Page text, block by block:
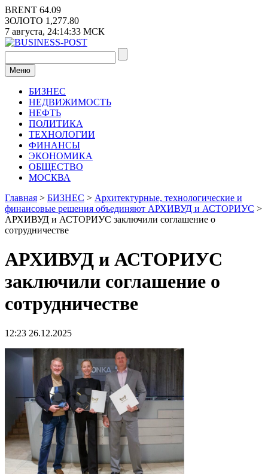
Перейти
к
содержимому
BRENT 64.09
ЗОЛОТО 1,277.80
7 августа, 24:14:33 МСК
Меню
БИЗНЕС
НЕДВИЖИМОСТЬ
НЕФТЬ
ПОЛИТИКА
ТЕХНОЛОГИИ
ФИНАНСЫ
ЭКОНОМИКА
ОБЩЕСТВО
МОСКВА
Главная > БИЗНЕС > Архитектурные, технологические и
финансовые решения объединяют АРХИВУД и АСТОРИУС >
АРХИВУД и АСТОРИУС заключили соглашение о
сотрудничестве
АРХИВУД и АСТОРИУС
заключили соглашение о
сотрудничестве
12:23 26.12.2025